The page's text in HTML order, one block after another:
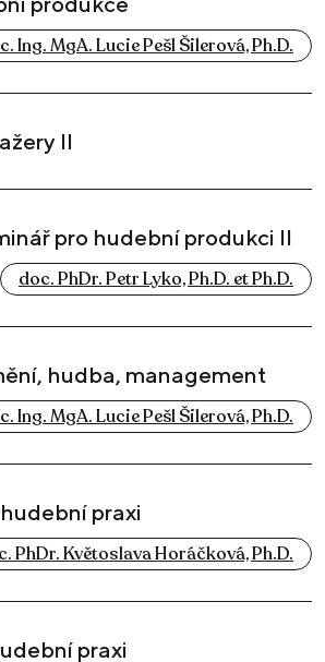
Ing. MgA. Lucie Pešl Šilerová, Ph.D.
II
pro hudební produkci II
doc. PhDr. Petr Lyko, Ph.D. et Ph.D.
hudba, management
Ing. MgA. Lucie Pešl Šilerová, Ph.D.
praxi
PhDr. Květoslava Horáčková, Ph.D.
praxi